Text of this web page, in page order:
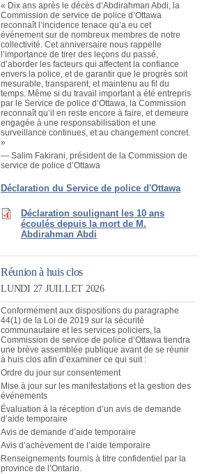
« Dix ans après le décès d’Abdirahman Abdi, la
Commission de service de police d’Ottawa
reconnaît l’incidence tenace qu’a eu cet
événement sur de nombreux membres de notre
collectivité. Cet anniversaire nous rappelle
l’importance de tirer des leçons du passé,
d’aborder les facteurs qui affectent la confiance
envers la police, et de garantir que le progrès soit
mesurable, transparent, et maintenu au fil du
temps. Même si du travail important a été entrepris
par le Service de police d’Ottawa, la Commission
reconnaît qu’il en reste encore à faire, et demeure
engagée à une responsabilisation et une
surveillance continues, et au changement concret.
»
— Salim Fakirani, président de la Commission de
service de police d’Ottawa
Déclaration du Service de police d'Ottawa
Déclaration soulignant les 10 ans
écoulés depuis la mort de M.
Abdirahman Abdi
Réunion à huis clos
LUNDI 27 JUILLET 2026
Conformément aux dispositions du paragraphe
44(1) de la Loi de 2019 sur la sécurité
communautaire et les services policiers, la
Commission de service de police d’Ottawa tiendra
une brève assemblée publique avant de se réunir
à huis clos afin d’examiner ce qui suit :
Ordre du jour sur consentement
Mise à jour sur les manifestations et la gestion des
événements
Évaluation à la réception d’un avis de demande
d’aide temporaire
Avis de demande d’aide temporaire
Avis d’achèvement de l’aide temporaire
Renseignements fournis à titre confidentiel par la
province de l’Ontario.